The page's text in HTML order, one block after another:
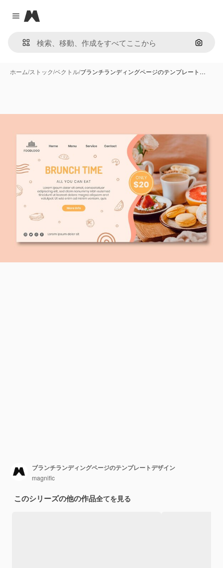
Close menu
Magnific
画像で
ホーム/ストック/ベクトル/ブランチランディングページのテンプレート…
ブランチランディングページのテンプレートデザイン
magnific
このシリーズの他の作品全てを見る